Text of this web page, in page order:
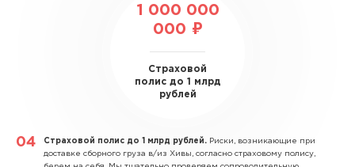
1 000 000
000 ₽
Страховой
полис до 1 млрд
рублей
Страховой полис до 1 млрд рублей. Риски, возникающие при
доставке сборного груза в/из Хивы, согласно страховому полису,